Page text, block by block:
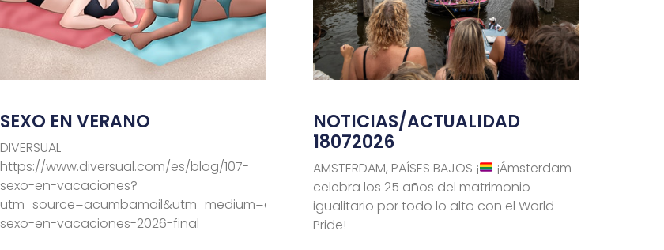
SEXO EN VERANO
DIVERSUAL
https://www.diversual.com/es/blog/107-
sexo-en-vacaciones?
sexo-en-vacaciones-2026-final
NOTICIAS/ACTUALIDAD
18072026
AMSTERDAM, PAÍSES BAJOS ¡
¡Ámsterdam
celebra los 25 años del matrimonio
igualitario por todo lo alto con el World
Pride!